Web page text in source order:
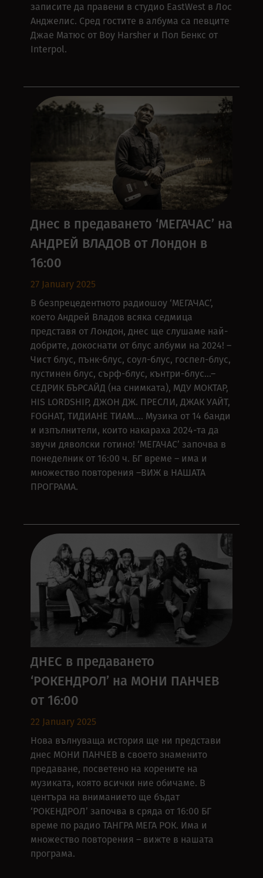
записите да правени в студио EastWest в Лос
Анджелис. Сред гостите в албума са певците
Джае Матюс от Boy Harsher и Пол Бенкс от
Interpol.
Днес в предаването ‘МЕГАЧАС’ на
АНДРЕЙ ВЛАДОВ от Лондон в
16:00
27 January 2025
В безпрецедентното радиошоу ‘МЕГАЧАС’,
което Андрей Владов всяка седмица
представя от Лондон, днес ще слушаме най-
добрите, докоснати от блус албуми на 2024! –
Чист блус, пънк-блус, соул-блус, госпел-блус,
пустинен блус, сърф-блус, кънтри-блус…–
СЕДРИК БЪРСАЙД (на снимката), МДУ МОКТАР,
HIS LORDSHIP, ДЖОН ДЖ. ПРЕСЛИ, ДЖАК УАЙТ,
FOGHAT, ТИДИАНЕ ТИАМ…. Музика от 14 банди
и изпълнители, които накараха 2024-та да
звучи дяволски готино! ‘МЕГАЧАС’ започва в
понеделник от 16:00 ч. БГ време – има и
множество повторения –ВИЖ в НАШАТА
ПРОГРАМА.
ДНЕС в предаването
‘РОКЕНДРОЛ’ на МОНИ ПАНЧЕВ
от 16:00
22 January 2025
Нова вълнуваща история ще ни представи
днес МОНИ ПАНЧЕВ в своето знаменито
предаване, посветено на корените на
музиката, която всички ние обичаме. В
центъра на вниманието ще бъдат
‘РОКЕНДРОЛ’ започва в сряда от 16:00 БГ
време по радио ТАНГРА МЕГА РОК. Има и
множество повторения – вижте в нашата
програма.